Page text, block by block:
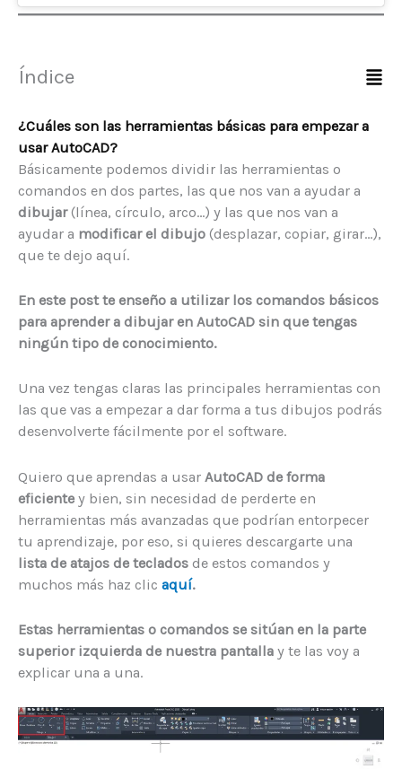
Índice
¿Cuáles son las herramientas básicas para empezar a
usar AutoCAD?
Básicamente podemos dividir las herramientas o
comandos en dos partes, las que nos van a ayudar a
dibujar(línea, círculo, arco…) y las que nos van a
ayudar a modificar el dibujo (desplazar, copiar, girar…),
que te dejo aquí.
En este post te enseño a utilizar los comandos básicos
para aprender a dibujar en AutoCAD sin que tengas
ningún tipo de conocimiento.
Una vez tengas claras las principales herramientas con
las que vas a empezar a dar forma a tus dibujos podrás
desenvolverte fácilmente por el software.
Quiero que aprendas a usar AutoCAD de forma
eficiente y bien, sin necesidad de perderte en
herramientas más avanzadas que podrían entorpecer
tu aprendizaje, por eso, si quieres descargarte una
lista de atajos de teclados de estos comandos y
muchos más haz clic aquí.
Estas herramientas o comandos se sitúan en la parte
superior izquierda de nuestra pantalla y te las voy a
explicar una a una.